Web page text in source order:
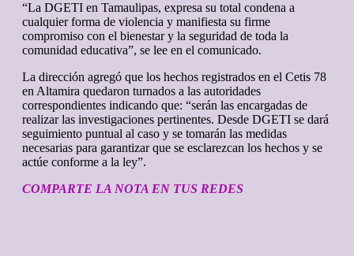
“La DGETI en Tamaulipas, expresa su total condena a
cualquier forma de violencia y manifiesta su firme
compromiso con el bienestar y la seguridad de toda la
comunidad educativa”, se lee en el comunicado.
La dirección agregó que los hechos registrados en el Cetis 78
en Altamira quedaron turnados a las autoridades
correspondientes indicando que: “serán las encargadas de
realizar las investigaciones pertinentes. Desde DGETI se dará
seguimiento puntual al caso y se tomarán las medidas
necesarias para garantizar que se esclarezcan los hechos y se
actúe conforme a la ley”.
COMPARTE LA NOTA EN TUS REDES